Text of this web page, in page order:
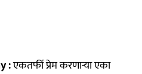
:एकतर्फी प्रेम करणाऱ्या एका